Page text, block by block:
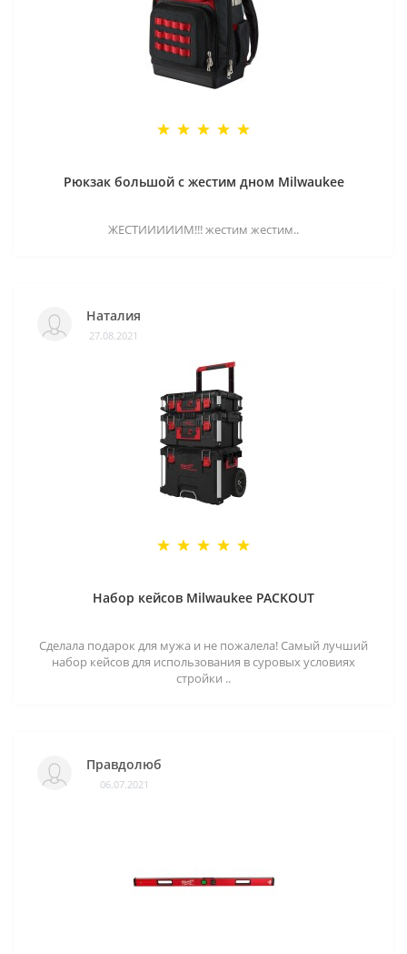
Рюкзак большой с жестим дном Milwaukee
ЖЕСТИИИИИМ!!! жестим жестим..
Наталия
27.08.2021
Набор кейсов Milwaukee PACKOUT
Сделала подарок для мужа и не пожалела! Самый лучший
набор кейсов для использования в суровых условиях
стройки ..
Правдолюб
06.07.2021